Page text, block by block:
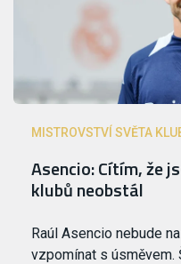
MISTROVSTVÍ SVĚTA
Asencio: Cítím, že
klubů neobstál
Raúl Asencio nebude
vzpomínat s